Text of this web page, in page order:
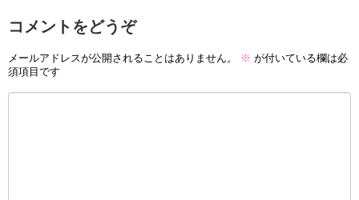
コメントをどうぞ
メールアドレスが公開されることはありません。 ※ が付いている欄は必
須項目です